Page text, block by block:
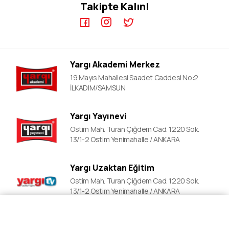
YDS Kursları
YKS Kursları
LGS Kursları
Polislik Sınavlarına Hazırlık
KPSS A Video Dersler
YDS Video Ders
Takipte Kalın!
Yargı Akademi Merkez
19 Mayıs Mahallesi Saadet Caddesi No:2
İLKADIM/SAMSUN
Yargı Yayınevi
Ostim Mah. Turan Çiğdem Cad. 1220 Sok.
13/1-2 Ostim Yenimahalle / ANKARA
Yargı Uzaktan Eğitim
Ostim Mah. Turan Çiğdem Cad. 1220 Sok.
13/1-2 Ostim Yenimahalle / ANKARA